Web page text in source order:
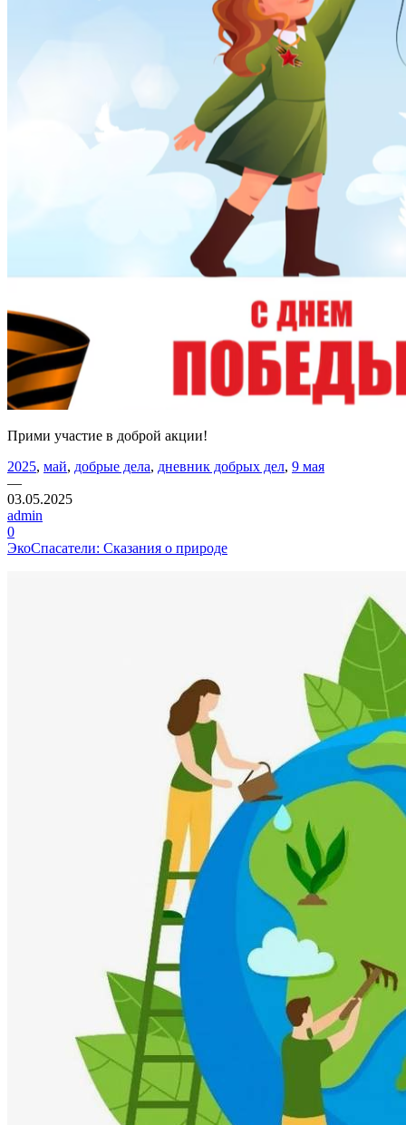
Прими участие в доброй акции!
2025, май, добрые дела, дневник добрых дел, 9 мая
—
03.05.2025
admin
0
ЭкоСпасатели: Сказания о природе